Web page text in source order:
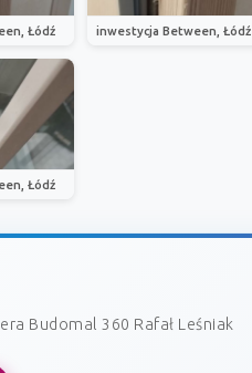
Łódź inwestycja Between, Łódź
Łódź
Budomal 360 Rafał Leśniak